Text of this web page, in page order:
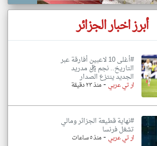
أبرز اخبار الجزائر
#أغلى 10 لاعبين أفارقة عبر
التاريخ.. نجم ريال مدريد
الجديد ينتزع الصدار
ار تي عربي -منذ ٢٣ دقيقة
#نهاية قطيعة الجزائر ومالي
تشغل فرنسا
ار تي عربي -منذ ٥ ساعات